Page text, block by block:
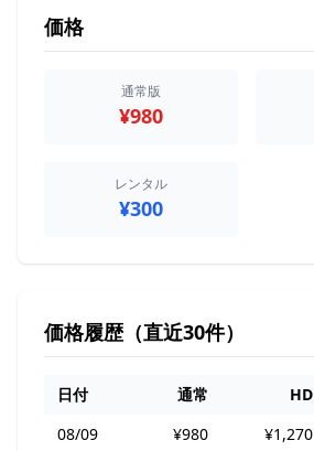
価格
通常版
¥980
レンタル
¥300
価格履歴（直近30件）
日付 通常 HD
08/09
¥980 ¥1,270